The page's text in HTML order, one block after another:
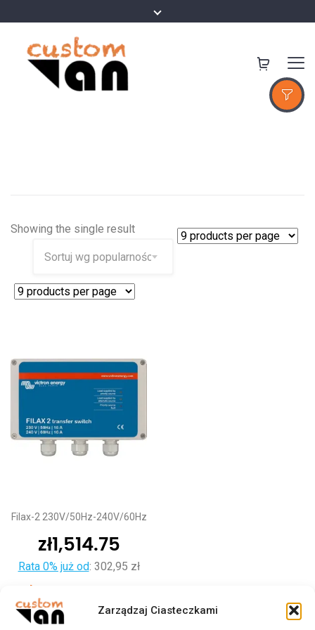
Zarządzaj Ciasteczkami
Showing the single result
Filax-2 230V/50Hz-240V/60Hz
zł1,514.75
Rata 0% już od: 302,95 zł